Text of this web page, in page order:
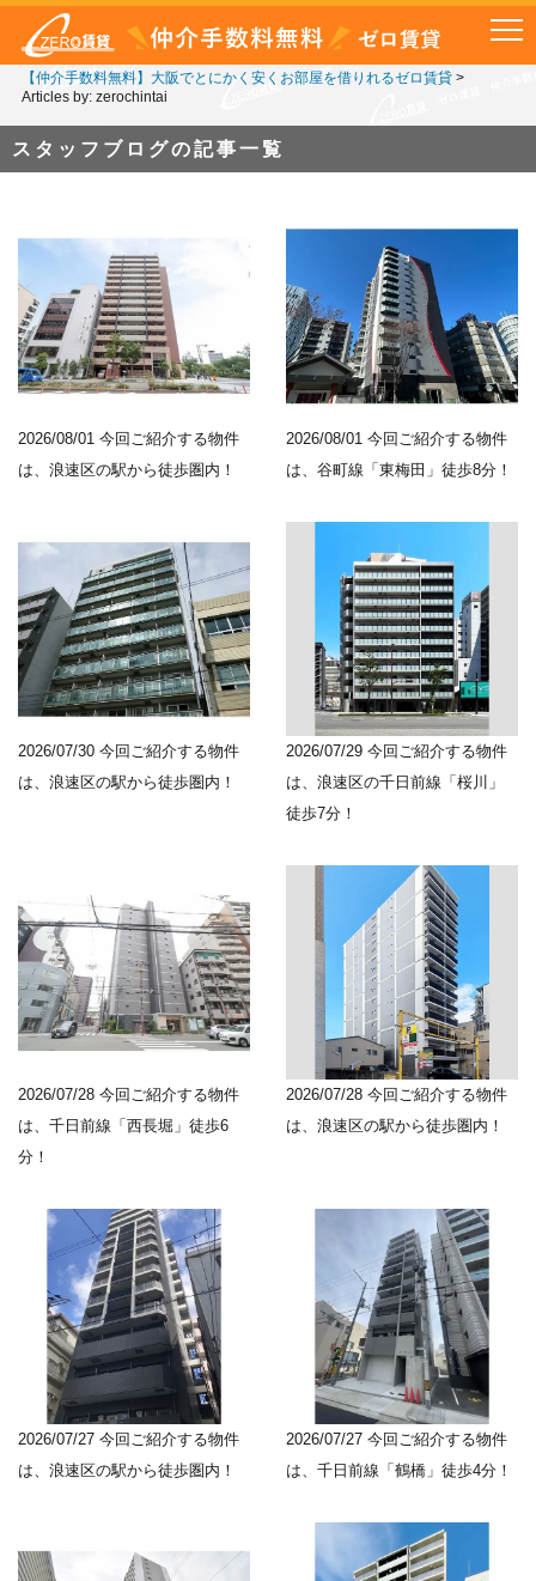
【仲介手数料無料】大阪でとにかく安くお部屋を借りれるゼロ賃貸>
Articles by: zerochintai
スタッフブログの記事一覧
2026/08/01 今回ご紹介する物件
は、浪速区の駅から徒歩圏内！
2026/08/01 今回ご紹介する物件
は、谷町線「東梅田」徒歩8分！
2026/07/30 今回ご紹介する物件
は、浪速区の駅から徒歩圏内！
2026/07/29 今回ご紹介する物件
は、浪速区の千日前線「桜川」
徒歩7分！
2026/07/28 今回ご紹介する物件
は、千日前線「西長堀」徒歩6
分！
2026/07/28 今回ご紹介する物件
は、浪速区の駅から徒歩圏内！
2026/07/27 今回ご紹介する物件
は、浪速区の駅から徒歩圏内！
2026/07/27 今回ご紹介する物件
は、千日前線「鶴橋」徒歩4分！